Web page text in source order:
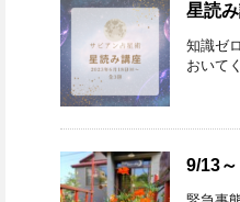
星読
知識ゼ
おいて
9/13